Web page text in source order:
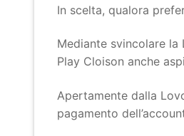
In scelta, qualora
Mediante svincolare
Play Cloison anche
Apertamente dalla
pagamento